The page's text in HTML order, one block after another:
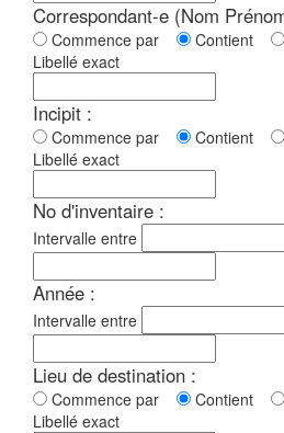
Correspondant-e (Nom
Commence par Contient
Libellé exact
Incipit :
Commence par Contient
Libellé exact
No d'inventaire :
Intervalle entre
Année :
Intervalle entre
Lieu de destination :
Commence par Contient
Libellé exact